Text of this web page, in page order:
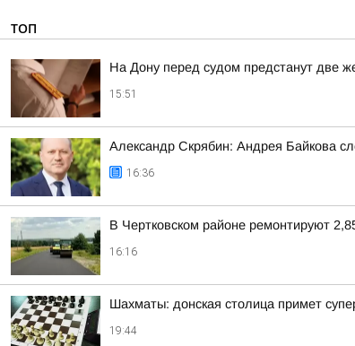
ТОП
На Дону перед судом предстанут две
15:51
Александр Скрябин: Андрея Байкова
16:36
В Чертковском районе ремонтируют
16:16
Шахматы: донская столица примет
19:44